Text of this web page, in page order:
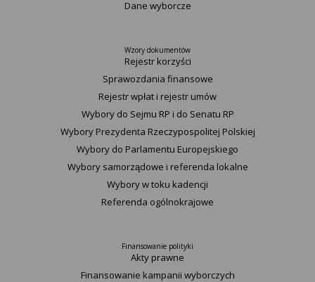
Dane wyborcze
Wzory dokumentów
Rejestr korzyści
Sprawozdania finansowe
Rejestr wpłat i rejestr umów
Wybory do Sejmu RP i do Senatu RP
Wybory Prezydenta Rzeczypospolitej Polskiej
Wybory do Parlamentu Europejskiego
Wybory samorządowe i referenda lokalne
Wybory w toku kadencji
Referenda ogólnokrajowe
Finansowanie polityki
Akty prawne
Finansowanie kampanii wyborczych